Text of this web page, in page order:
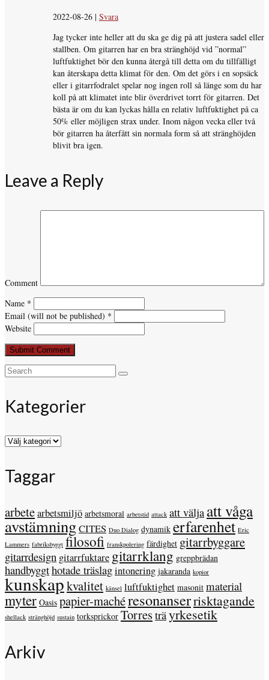
2022-08-26 | Svara
Jag tycker inte heller att du ska ge dig på att justera sadel eller
stallben. Om gitarren har en bra stränghöjd vid ”normal”
luftfuktighet bör den kunna återgå till detta om du tillfälligt
kan återskapa detta klimat för den. Om det görs i en sopsäck
eller i gitarrfodralet spelar nog ingen roll så länge som du har
koll på att klimatet inte blir överdrivet torrt för gitarren. Det
bästa är om du kan lyckas hålla en relativ luftfuktighet på ca
50% eller möjligen strax under. Inom någon vecka eller två
bör gitarren ha återfått sin normala form så att stränghöjden
blivit bra igen.
Leave a Reply
Comment
Name *
Email (will not be published) *
Website
Search
Kategorier
Kategorier
Taggar
arbetearbetsmiljö arbetsmoral arbetstid attack att välja att våga
avstämningCITES Duo Dialog dynamik erfarenhet Eric
Lammers fabriksbyggt filosofi franskpolering färdighet gitarrbyggare
gitarrdesign gitarrfuktare gitarrklang greppbrädan
handbyggthotade träslagintonering jakaranda kopior
kunskapkvalitet känsel luftfuktighet masonit material
myter Oasis papier-machéresonanserrisktagande
shellack stränghöjd sustain torksprickor Torres träyrkesetik
Arkiv